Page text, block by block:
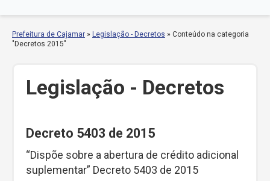
Prefeitura de Cajamar » Legislação - Decretos » Conteúdo na categoria
"Decretos 2015"
Legislação - Decretos
Decreto 5403 de 2015
“Dispõe sobre a abertura de crédito adicional
suplementar” Decreto 5403 de 2015